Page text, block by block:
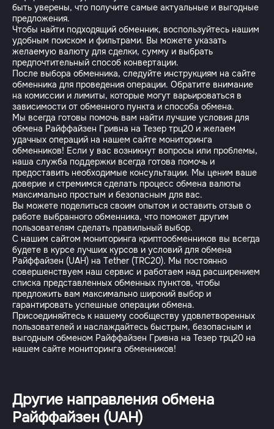
быть уверены, что получите самые актуальные и выгодные
предложения.
Чтобы найти подходящий обменник, воспользуйтесь нашим
удобным поиском и фильтрами. Вы можете указать
желаемую валюту для сделки, сумму и выбрать
предпочтительный способ конвертации.
После выбора обменника, следуйте инструкциям на сайте
обменника для проведения операции. Обратите внимание
на комиссии и лимиты, которые могут варьироваться в
зависимости от обменного пункта и способа обмена.
Мы всегда готовы помочь вам найти лучшие условия для
обмена Райффайзен Гривна на Тезер трц20 и желаем
удачных операций на нашем сайте мониторинга
обменников! Если у вас возникнут вопросы или проблемы,
наша служба поддержки всегда готова помочь и
предоставить необходимые консультации. Мы ценим ваше
доверие и стремимся сделать процесс обмена валюты
максимально простым и безопасным для вас.
Вы можете поделиться своим опытом и оставить отзыв о
работе выбранного обменника, что поможет другим
пользователям сделать правильный выбор.
С нашим сайтом мониторинга криптообменников вы всегда
будете в курсе лучших курсов и условий для обмена
Райффайзен (UAH) на Tether (TRC20). Мы постоянно
совершенствуем наш сервис и работаем над расширением
списка представленных обменных пунктов, чтобы
предложить вам максимально широкий выбор и
гарантировать успешные операции обмена.
Присоединяйтесь к нашему сообществу удовлетворенных
пользователей и наслаждайтесь быстрым, безопасным и
выгодным обменом Райффайзен Гривна на Тезер трц20 на
Другие направления обмена
Райффайзен (UAH)